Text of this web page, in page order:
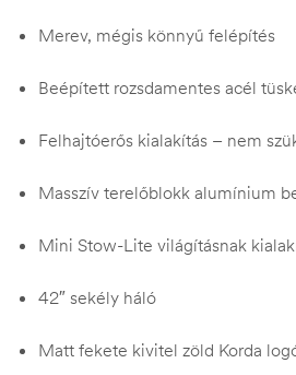
Merev, mégis könnyű felépítés
Beépített rozsdamentes acél
Felhajtóerős kialakítás – nem
Masszív terelőblokk alumínium
Mini Stow-Lite világításnak
42″ sekély háló
Matt fekete kivitel zöld Korda